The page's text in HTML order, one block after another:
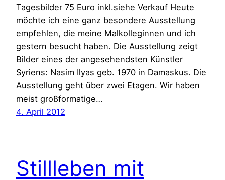
Tagesbilder 75 Euro inkl.siehe Verkauf Heute
möchte ich eine ganz besondere Ausstellung
empfehlen, die meine Malkolleginnen und ich
gestern besucht haben. Die Ausstellung zeigt
Bilder eines der angesehendsten Künstler
Syriens: Nasim Ilyas geb. 1970 in Damaskus. Die
Ausstellung geht über zwei Etagen. Wir haben
meist großformatige…
4. April 2012
Stillleben mit